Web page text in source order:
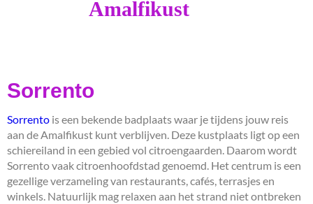
Amalfikust
Sorrento
Sorrento is een bekende badplaats waar je tijdens jouw reis
aan de Amalfikust kunt verblijven. Deze kustplaats ligt op een
schiereiland in een gebied vol citroengaarden. Daarom wordt
Sorrento vaak citroenhoofdstad genoemd. Het centrum is een
gezellige verzameling van restaurants, cafés, terrasjes en
winkels. Natuurlijk mag relaxen aan het strand niet ontbreken